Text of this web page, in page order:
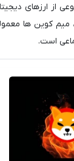
از ارزهای
میم کوین ها
است.